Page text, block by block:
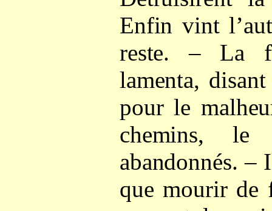
Enfin vint
reste. – La
lamenta,
pour le
chemins, le
abandonnés. –
que mourir de